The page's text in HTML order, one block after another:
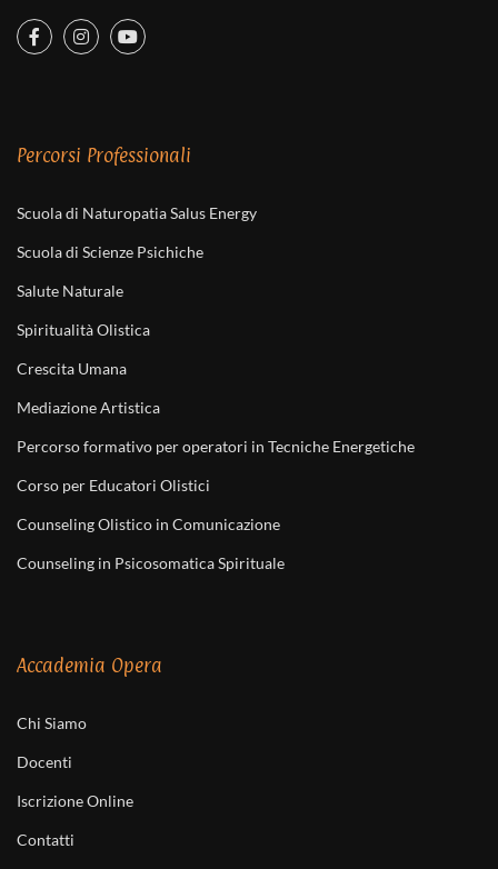
Percorsi Professionali
Scuola di Naturopatia Salus Energy
Scuola di Scienze Psichiche
Salute Naturale
Spiritualità Olistica
Crescita Umana
Mediazione Artistica
Percorso formativo per operatori in Tecniche Energetiche
Corso per Educatori Olistici
Counseling Olistico in Comunicazione
Counseling in Psicosomatica Spirituale
Accademia Opera
Chi Siamo
Docenti
Iscrizione Online
Contatti